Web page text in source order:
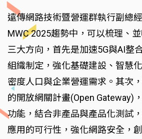
遠傳網路技術暨營運群執行副總
MWC 2025趨勢中，可以梳理、
三大方向，首先是加速5G與AI整
組織制定，強化基礎建設、智慧
密度人口與企業營運需求。其次
的開放網關計畫(Open Gateway)
功能，結合非產品與產品化測試
應用的可行性，強化網路安全，